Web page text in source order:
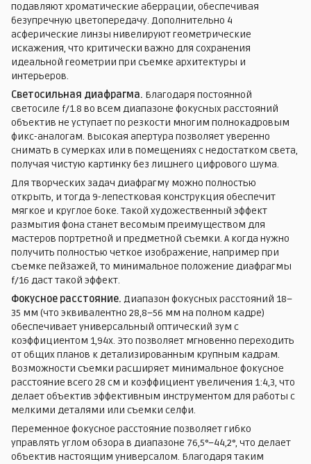
подавляют хроматические аберрации, обеспечивая
безупречную цветопередачу. Дополнительно 4
асферические линзы нивелируют геометрические
искажения, что критически важно для сохранения
идеальной геометрии при съемке архитектуры и
интерьеров.
Светосильная диафрагма. Благодаря постоянной
светосиле f/1.8 во всем диапазоне фокусных расстояний
объектив не уступает по резкости многим полнокадровым
фикс-аналогам. Высокая апертура позволяет уверенно
снимать в сумерках или в помещениях с недостатком света,
получая чистую картинку без лишнего цифрового шума.
Для творческих задач диафрагму можно полностью
открыть, и тогда 9-лепестковая конструкция обеспечит
мягкое и круглое боке. Такой художественный эффект
размытия фона станет весомым преимуществом для
мастеров портретной и предметной съемки. А когда нужно
получить полностью четкое изображение, например при
съемке пейзажей, то минимальное положение диафрагмы
f/16 даст такой эффект.
Фокусное расстояние. Диапазон фокусных расстояний 18–
35 мм (что эквивалентно 28,8–56 мм на полном кадре)
обеспечивает универсальный оптический зум с
коэффициентом 1,94х. Это позволяет мгновенно переходить
от общих планов к детализированным крупным кадрам.
Возможности съемки расширяет минимальное фокусное
расстояние всего 28 см и коэффициент увеличения 1:4,3, что
делает объектив эффективным инструментом для работы с
мелкими деталями или съемки селфи.
Переменное фокусное расстояние позволяет гибко
управлять углом обзора в диапазоне 76,5°–44,2°, что делает
объектив настоящим универсалом. Благодаря таким